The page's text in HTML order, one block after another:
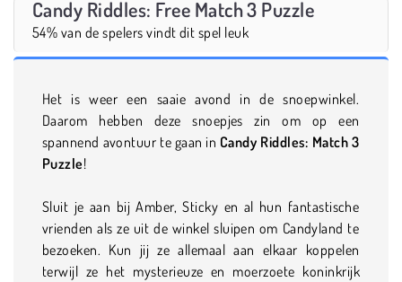
Candy Riddles: Free Match 3 Puzzle
54% van de spelers vindt dit spel leuk
Het is weer een saaie avond in de snoepwinkel.
Daarom hebben deze snoepjes zin om op een
spannend avontuur te gaan in Candy Riddles: Match 3
Puzzle!
Sluit je aan bij Amber, Sticky en al hun fantastische
vrienden als ze uit de winkel sluipen om Candyland te
bezoeken. Kun jij ze allemaal aan elkaar koppelen
terwijl ze het mysterieuze en moerzoete koninkrijk